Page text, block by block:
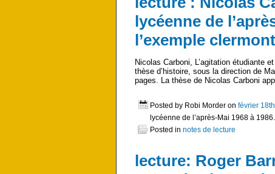
lycéenne de
l’exemple
Nicolas Carboni, L’agitation étudiante
thèse d’histoire, sous la direction de
pages. La thèse de Nicolas Carboni
Posted by Robi Morder on février
lycéenne de l’après-Mai 1968 à
Posted in notes de lecture
lecture: Roger